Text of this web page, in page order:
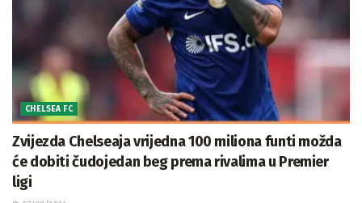
CHELSEA FC
Zvijezda Chelseaja vrijedna 100 miliona funti možda
će dobiti čudojedan beg prema rivalima u Premier
ligi